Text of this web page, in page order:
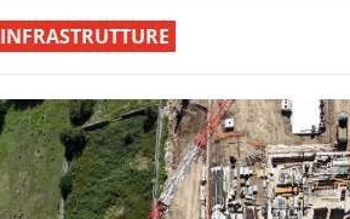
INFRASTRUTTURE